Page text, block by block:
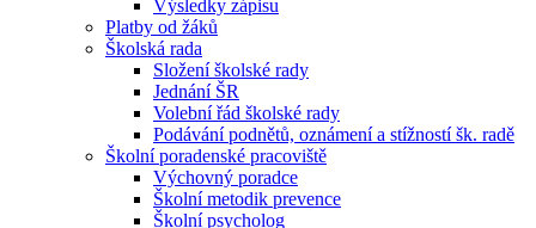
Výsledky zápisu
Platby od žáků
Školská rada
Složení školské rady
Jednání ŠR
Volební řád školské rady
Podávání podnětů, oznámení a stížností šk. radě
Školní poradenské pracoviště
Výchovný poradce
Školní metodik prevence
Školní psycholog